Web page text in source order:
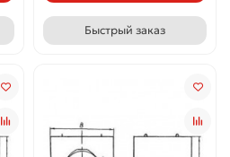
Быстрый заказ